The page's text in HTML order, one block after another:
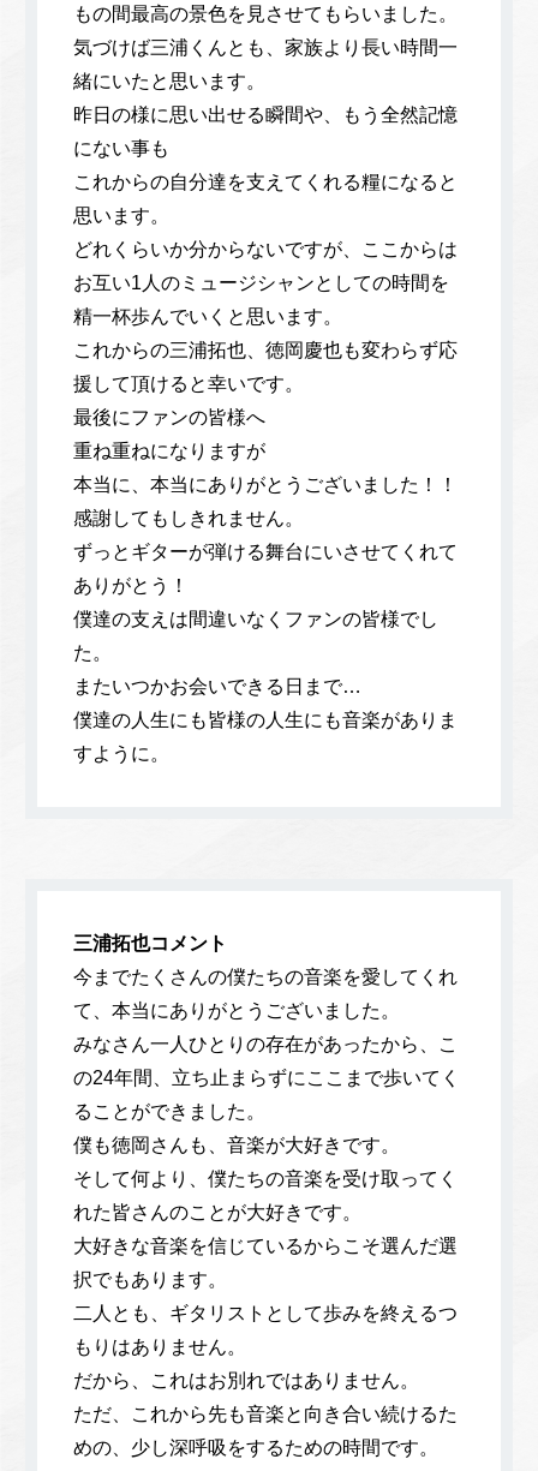
もの間最高の景色を見させてもらいました。
気づけば三浦くんとも、家族より長い時間一
緒にいたと思います。
昨日の様に思い出せる瞬間や、もう全然記憶
にない事も
これからの自分達を支えてくれる糧になると
思います。
どれくらいか分からないですが、ここからは
お互い1人のミュージシャンとしての時間を
精一杯歩んでいくと思います。
これからの三浦拓也、徳岡慶也も変わらず応
援して頂けると幸いです。
最後にファンの皆様へ
重ね重ねになりますが
本当に、本当にありがとうございました！！
感謝してもしきれません。
ずっとギターが弾ける舞台にいさせてくれて
ありがとう！
僕達の支えは間違いなくファンの皆様でし
た。
またいつかお会いできる日まで…
僕達の人生にも皆様の人生にも音楽がありま
すように。
三浦拓也コメント
今までたくさんの僕たちの音楽を愛してくれ
て、本当にありがとうございました。
みなさん一人ひとりの存在があったから、こ
の24年間、立ち止まらずにここまで歩いてく
ることができました。
僕も徳岡さんも、音楽が大好きです。
そして何より、僕たちの音楽を受け取ってく
れた皆さんのことが大好きです。
大好きな音楽を信じているからこそ選んだ選
択でもあります。
二人とも、ギタリストとして歩みを終えるつ
もりはありません。
だから、これはお別れではありません。
ただ、これから先も音楽と向き合い続けるた
めの、少し深呼吸をするための時間です。